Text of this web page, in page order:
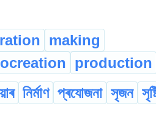
making
production
নিৰ্মাণ প্ৰযোজনা সৃজন